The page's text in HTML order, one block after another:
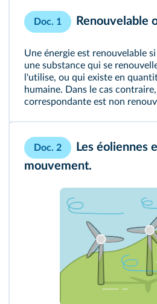
Doc. 1 Renouvelable
Une énergie est renouvelable
une substance qui se
l'utilise, ou qui existe en
humaine. Dans le cas
correspondante est non
Doc. 2
Les éoliennes
mouvement.